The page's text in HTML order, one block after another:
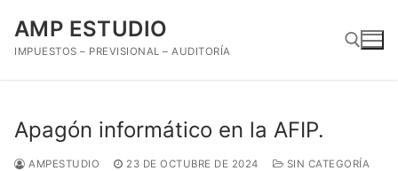
contenido
AMP ESTUDIO
IMPUESTOS – PREVISIONAL – AUDITORÍA
Apagón informático en la AFIP.
AMPESTUDIO 23 DE OCTUBRE DE 2024
SIN CATEGORÍA